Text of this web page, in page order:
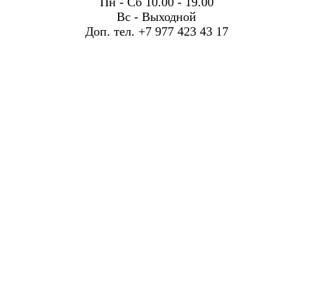
Вс - Выходной
Доп. тел. +7 977 423 43 17